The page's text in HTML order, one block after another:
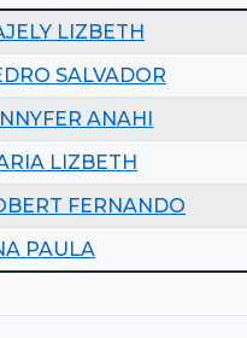
LIZBETH
SALVADOR
ANAHI
LIZBETH
FERNANDO
PAULA